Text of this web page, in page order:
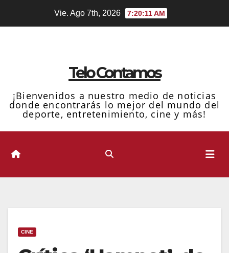
Vie. Ago 7th, 2026 7:20:11 AM
Telo Contamos
¡Bienvenidos a nuestro medio de noticias
donde encontrarás lo mejor del mundo del
deporte, entretenimiento, cine y más!
CINE